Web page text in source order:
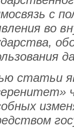
с
во
статьи